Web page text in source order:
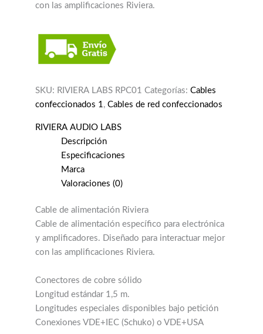
con las amplificaciones Riviera.
SKU: RIVIERA LABS RPC01 Categorías: Cables
confeccionados 1 , Cables de red confeccionados
RIVIERA AUDIO LABS
Descripción
Especificaciones
Marca
Valoraciones (0)
Cable de alimentación Riviera
Cable de alimentación específico para electrónica
y amplificadores. Diseñado para interactuar mejor
con las amplificaciones Riviera.
Conectores de cobre sólido
Longitud estándar 1,5 m.
Longitudes especiales disponibles bajo petición
Conexiones VDE+IEC (Schuko) o VDE+USA